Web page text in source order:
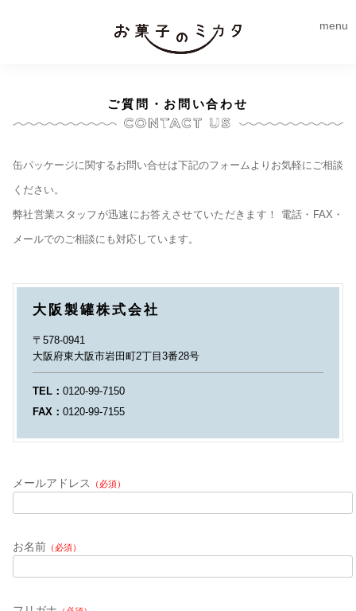
menu
ご質問・お問い合わせ
缶パッケージに関するお問い合せは下記のフォームよりお気軽にご相談
ください。
弊社営業スタッフが迅速にお答えさせていただきます！ 電話・FAX・
メールでのご相談にも対応しています。
大阪製罐株式会社
〒578-0941
大阪府東大阪市岩田町2丁目3番28号
TEL： 0120-99-7150
FAX： 0120-99-7155
メールアドレス （必須）
お名前 （必須）